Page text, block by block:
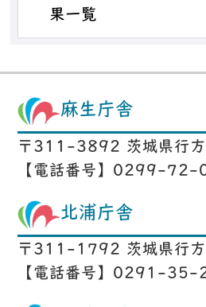
果一覧
麻生庁舎
〒311-3892 茨城県行
【電話番号】0299-72-
北浦庁舎
〒311-1792 茨城県行
【電話番号】0291-35-